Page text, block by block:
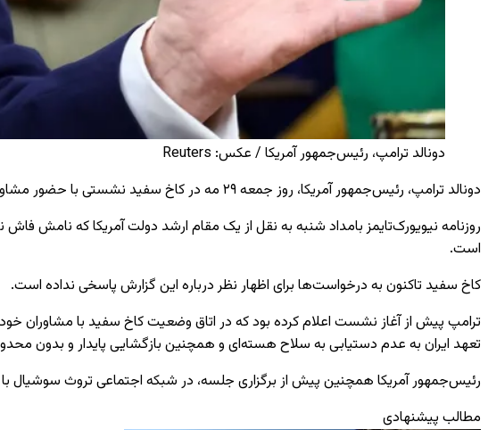
دونالد ترامپ، رئیس‌جمهور آمریکا / عکس: Reuters
دونالد ترامپ، رئیس‌جمهور آمریکا، روز جمعه ۲۹ مه در کاخ سفید نشستی با حضور
روزنامه نیویورک‌تایمز بامداد شنبه به نقل از یک مقام ارشد دولت آمریکا که نامش
است.
کاخ سفید تاکنون به درخواست‌ها برای اظهار نظر درباره این گزارش پاسخی نداده است.
ترامپ پیش از آغاز نشست اعلام کرده بود که در اتاق وضعیت کاخ سفید با مشاوران خود
تعهد ایران به عدم دستیابی به سلاح هسته‌ای و همچنین بازگشایی پایدار و بدون
رئیس‌جمهور آمریکا همچنین پیش از برگزاری جلسه، در شبکه اجتماعی تروث سوشیال
مطالب پیشنهادی